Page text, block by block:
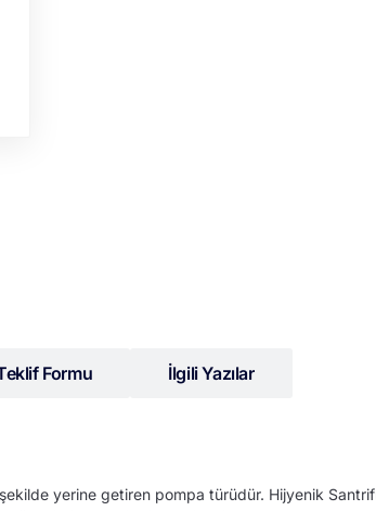
Formu İlgili Yazılar
yerine getiren pompa türüdür. Hijyenik